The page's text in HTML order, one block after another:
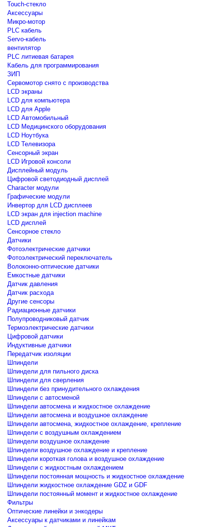
Touch-стекло
Аксессуары
Микро-мотор
PLC кабель
Servo-кабель
вентилятор
PLC литиевая батарея
Кабель для программирования
ЗИП
Сервомотор снято с производства
LCD экраны
LCD для компьютера
LCD для Apple
LCD Автомобильный
LCD Медицинского оборудования
LCD Ноутбука
LCD Телевизора
Сенсорный экран
LCD Игровой консоли
Дисплейный модуль
Цифровой светодиодный дисплей
Сharacter модули
Графические модули
Инвертор для LCD дисплеев
LCD экран для injection machine
LCD дисплей
Сенсорное стекло
Датчики
Фотоэлектрические датчики
Фотоэлектрический переключатель
Волоконно-оптические датчики
Емкостные датчики
Датчик давления
Датчик расхода
Другие сенсоры
Радиационные датчики
Полупроводниковый датчик
Термоэлектрические датчики
Цифровой датчики
Индуктивные датчики
Передатчик изоляции
Шпиндели
Шпиндели для пильного диска
Шпиндели для сверления
Шпиндели без принудительного охлаждения
Шпиндели с автосменой
Шпиндели автосмена и жидкостное охлаждение
Шпиндели автосмена и воздушное охлаждение
Шпиндели автосмена, жидкостное охлаждение, крепление
Шпиндели с воздушным охлаждением
Шпиндели воздушное охлаждение
Шпиндели воздушное охлаждение и крепление
Шпиндели короткая голова и воздушное охлаждение
Шпиндели с жидкостным охлаждением
Шпиндели постоянная мощность и жидкостное охлаждение
Шпиндели жидкостное охлаждение GDZ и GDF
Шпиндели постоянный момент и жидкостное охлаждение
Фильтры
Оптические линейки и энкодеры
Аксессуары к датчиками и линейкам